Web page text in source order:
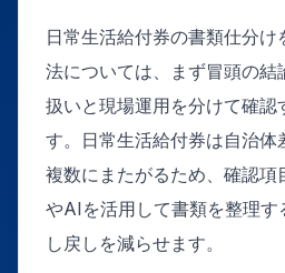
日常生活給付券の書類仕分
法については、まず冒頭の結
扱いと現場運用を分けて確認
す。日常生活給付券は自治体
複数にまたがるため、確認項
やAIを活用して書類を整理す
し戻しを減らせます。